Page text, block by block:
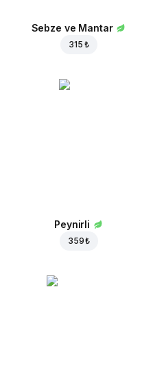
Sebze ve Mantar
315 ₺
Peynirli
359 ₺